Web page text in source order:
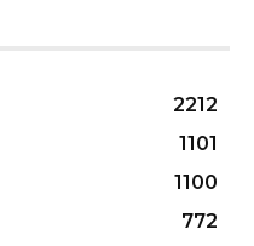
2212
1101
1100
772